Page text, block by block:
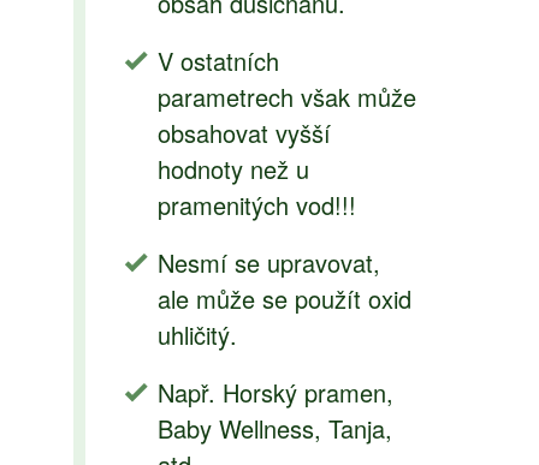
V ostatních
parametrech však může
obsahovat vyšší
hodnoty než u
pramenitých vod!!!
Nesmí se upravovat,
ale může se použít oxid
uhličitý.
Např. Horský pramen,
Baby Wellness, Tanja,